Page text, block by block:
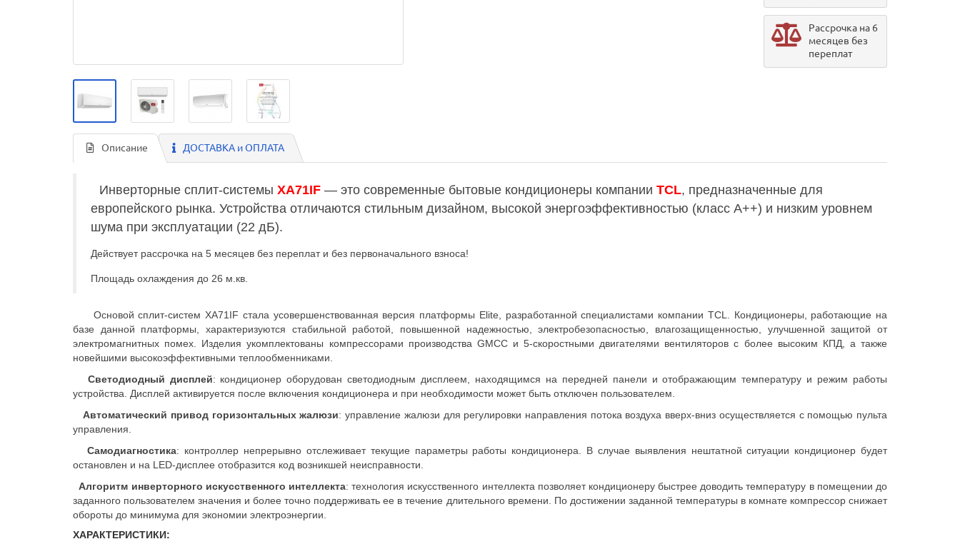
Рассрочка на 6
месяцев без
переплат
Описание ДОСТАВКА и ОПЛАТА
Инверторные сплит-системы XA71IF — это современные бытовые кондиционеры компании TCL, предназначенные для
европейского рынка. Устройства отличаются стильным дизайном, высокой энергоэффективностью (класс А++) и низким уровнем
шума при эксплуатации (22 дБ).
Действует рассрочка на 5 месяцев без переплат и без первоначального взноса!
Площадь охлаждения до 26 м.кв.
Основой сплит-систем XA71IF стала усовершенствованная версия платформы Elite, разработанной специалистами компании TCL. Кондиционеры, работающие на
базе данной платформы, характеризуются стабильной работой, повышенной надежностью, электробезопасностью, влагозащищенностью, улучшенной защитой от
электромагнитных помех. Изделия укомплектованы компрессорами производства GMCC и 5-скоростными двигателями вентиляторов с более высоким КПД, а также
новейшими высокоэффективными теплообменниками.
Светодиодный дисплей: кондиционер оборудован светодиодным дисплеем, находящимся на передней панели и отображающим температуру и режим работы
устройства. Дисплей активируется после включения кондиционера и при необходимости может быть отключен пользователем.
Автоматический привод горизонтальных жалюзи: управление жалюзи для регулировки направления потока воздуха вверх-вниз осуществляется с помощью пульта
управления.
Самодиагностика: контроллер непрерывно отслеживает текущие параметры работы кондиционера. В случае выявления нештатной ситуации кондиционер будет
остановлен и на LED-дисплее отобразится код возникшей неисправности.
Алгоритм инверторного искусственного интеллекта: технология искусственного интеллекта позволяет кондиционеру быстрее доводить температуру в помещении до
заданного пользователем значения и более точно поддерживать ее в течение длительного времени. По достижении заданной температуры в комнате компрессор снижает
обороты до минимума для экономии электроэнергии.
ХАРАКТЕРИСТИКИ: